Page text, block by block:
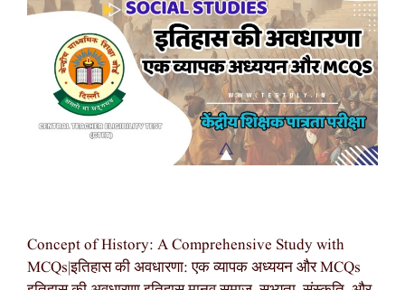
Concept of History: A Comprehensive Study with
MCQs|इतिहास की अवधारणा: एक व्यापक अध्ययन और MCQs